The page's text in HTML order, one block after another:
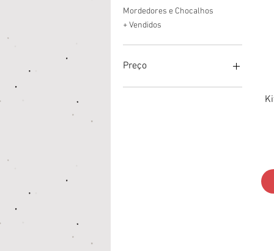
Mordedores e Chocalhos
+ Vendidos
Preço